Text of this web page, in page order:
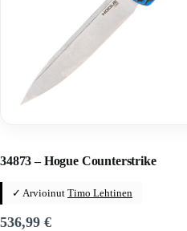
34873 – Hogue Counterstrike
✓ Arvioinut Timo Lehtinen
536,99 €